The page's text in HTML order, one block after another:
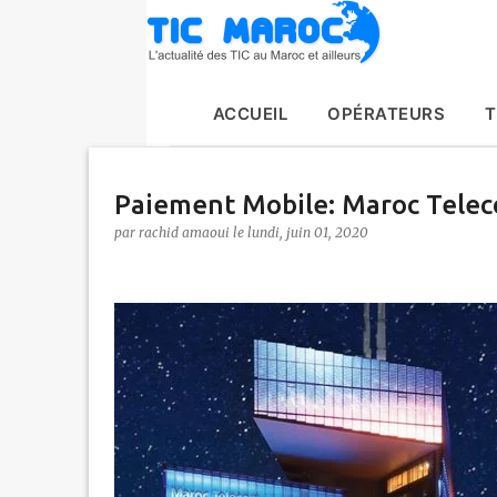
ACCUEIL OPÉRATEURS
Paiement Mobile: Maroc
par rachid amaoui le lundi, juin 01, 2020